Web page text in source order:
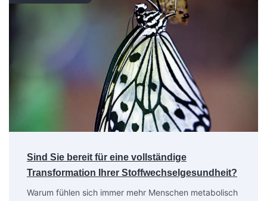
Sind Sie bereit für eine vollständige
Transformation Ihrer Stoffwechselgesundheit?
Warum fühlen sich immer mehr Menschen metabolisch